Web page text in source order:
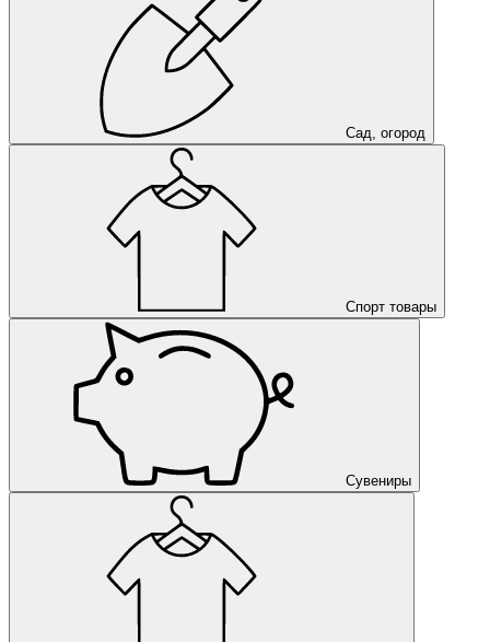
Сад, огород
Спорт товары
Сувениры